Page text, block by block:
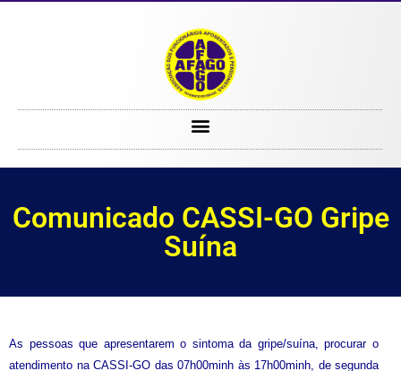
Comunicado CASSI-GO Gripe
Suína
As pessoas que apresentarem o sintoma da gripe/suína, procurar o
atendimento na CASSI-GO das 07h00minh às 17h00minh, de segunda